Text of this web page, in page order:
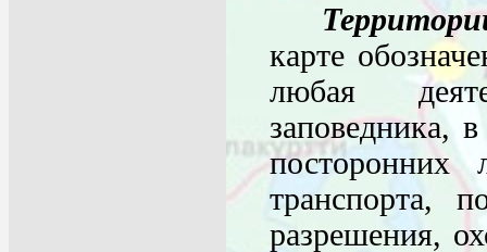
карте
любая
заповедника,
транспорта,
разрешения,